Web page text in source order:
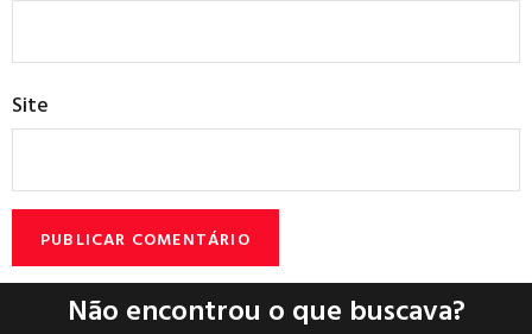
Site
Não encontrou o que buscava?